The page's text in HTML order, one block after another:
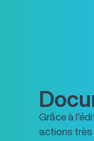
Grâce à
actions très